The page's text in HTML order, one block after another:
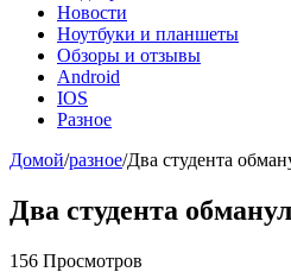
Новости
Ноутбуки и планшеты
Обзоры и отзывы
Android
IOS
Разное
Домой/разное/Два студента
Два студента
156 Просмотров